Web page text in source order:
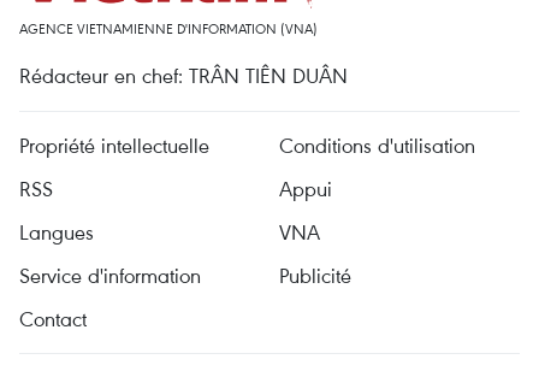
AGENCE VIETNAMIENNE D'INFORMATION (VNA)
Rédacteur en chef: TRÂN TIÊN DUÂN
Propriété intellectuelle
Conditions d'utilisation
RSS
Appui
Langues
VNA
Service d'information
Publicité
Contact